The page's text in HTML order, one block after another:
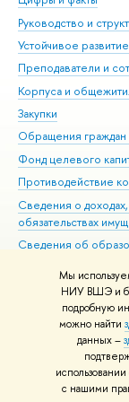
Мы
НИУ ВШЭ и
подробную
можно найти
данных –
с нашими
Руководство и
Устойчивое
Преподаватели и
Корпуса и
Закупки
Обращения
Фонд целевого
Противодействие
Сведения о
обязательствах
Сведения об
Людям с
Единая платежная
Работа в Вышке
© НИУ ВШЭ
материалов